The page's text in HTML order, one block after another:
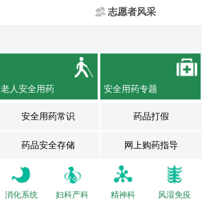
志愿者风采
老人安全用药 安全用药专题
安全用药常识 药品打假
药品安全存储 网上购药指导
消化系统 妇科产科 精神科 风湿免疫